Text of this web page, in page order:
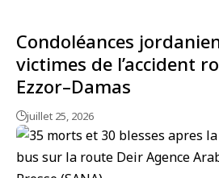
Condoléances
victimes de l’accident
Ezzor–Damas
juillet 25, 2026